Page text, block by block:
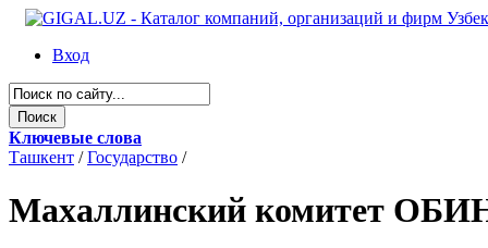
Вход
Ключевые слова
Ташкент / Государство /
Махаллинский комитет